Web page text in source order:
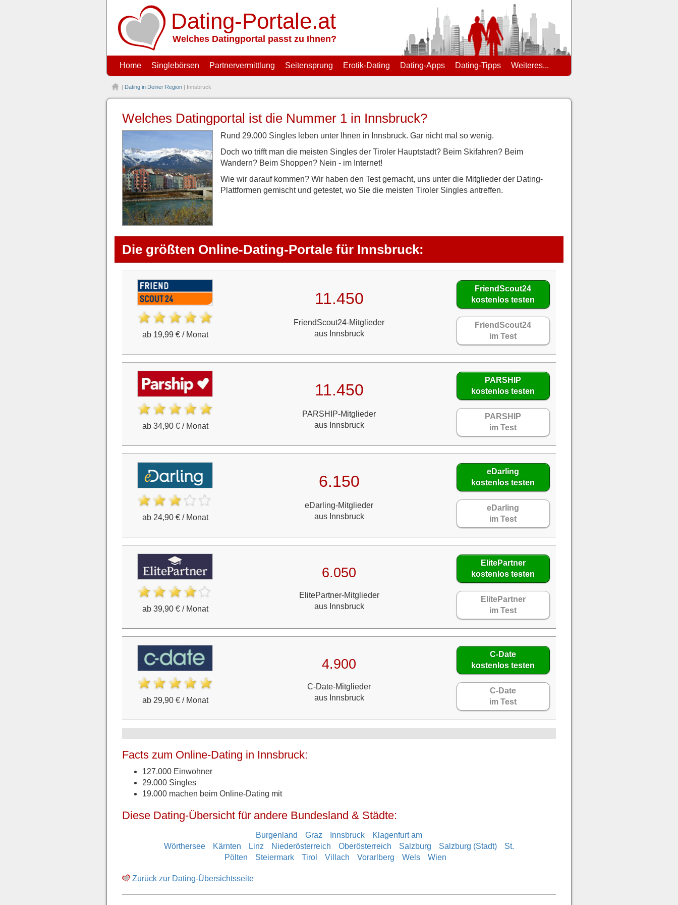
Dating-Portale.at
Welches Datingportal passt zu Ihnen?
Home Singlebörsen Partnervermittlung Seitensprung Erotik-Dating Dating-Apps Dating-Tipps Weiteres...
| Dating in Deiner Region | Innsbruck
Welches Datingportal ist die Nummer 1 in Innsbruck?
Rund 29.000 Singles leben unter Ihnen in Innsbruck. Gar nicht mal so wenig.
Doch wo trifft man die meisten Singles der Tiroler Hauptstadt? Beim Skifahren? Beim
Wandern? Beim Shoppen? Nein - im Internet!
Wie wir darauf kommen? Wir haben den Test gemacht, uns unter die Mitglieder der Dating-
Plattformen gemischt und getestet, wo Sie die meisten Tiroler Singles antreffen.
Die größten Online-Dating-Portale für Innsbruck:
ab 19,99 € / Monat
11.450
FriendScout24-Mitglieder
aus Innsbruck
FriendScout24
kostenlos testen
FriendScout24
im Test
ab 34,90 € / Monat
11.450
PARSHIP-Mitglieder
aus Innsbruck
PARSHIP
kostenlos testen
PARSHIP
im Test
ab 24,90 € / Monat
6.150
eDarling-Mitglieder
aus Innsbruck
eDarling
kostenlos testen
eDarling
im Test
ab 39,90 € / Monat
6.050
ElitePartner-Mitglieder
aus Innsbruck
ElitePartner
kostenlos testen
ElitePartner
im Test
ab 29,90 € / Monat
4.900
C-Date-Mitglieder
aus Innsbruck
C-Date
kostenlos testen
C-Date
im Test
Facts zum Online-Dating in Innsbruck:
127.000 Einwohner
29.000 Singles
19.000 machen beim Online-Dating mit
Diese Dating-Übersicht für andere Bundesland & Städte:
Burgenland Graz Innsbruck
Klagenfurt am
Wörthersee
Kärnten Linz Niederösterreich Oberösterreich Salzburg Salzburg (Stadt)
St.
Pölten
Steiermark Tirol Villach Vorarlberg Wels Wien
Zurück zur Dating-Übersichtsseite